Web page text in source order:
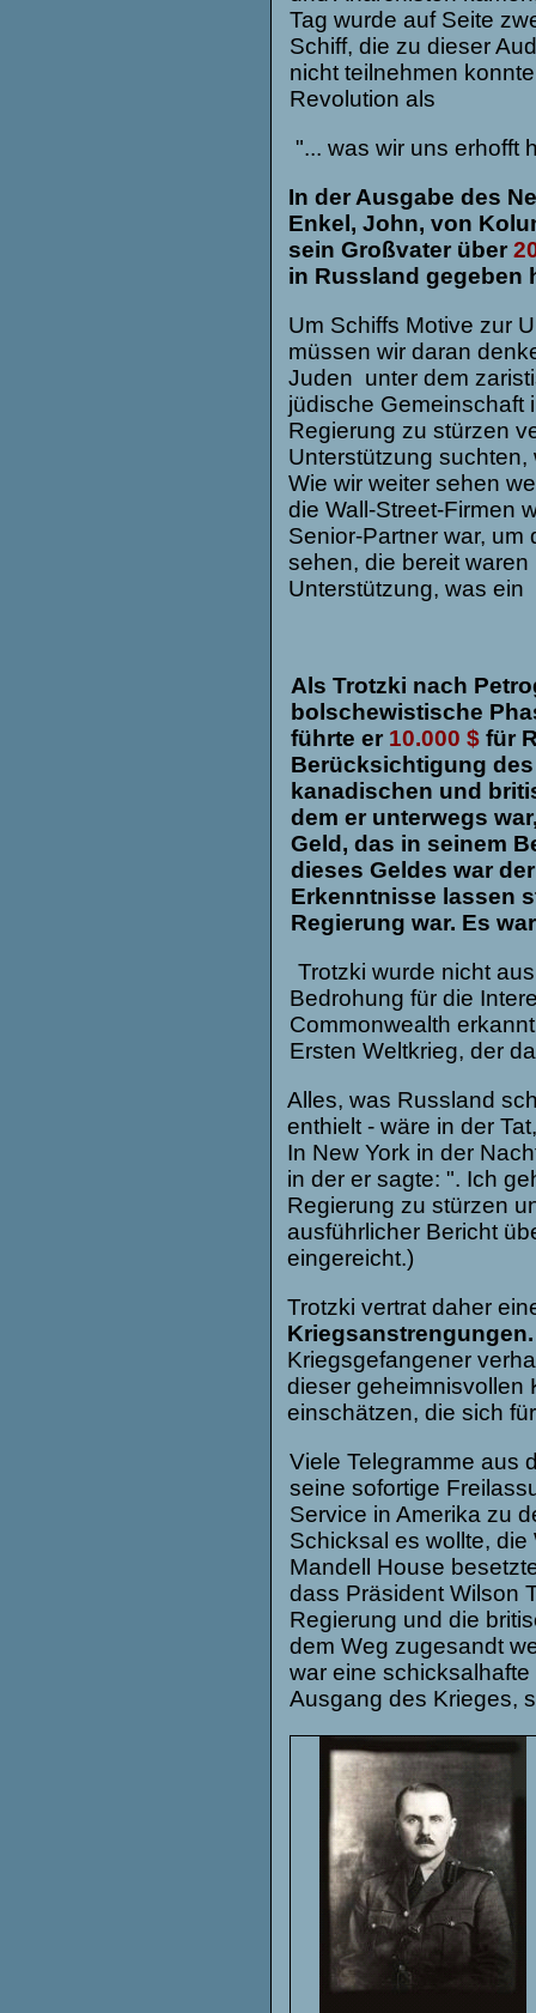
Tag wurde auf Seite
Schiff, die zu dieser
nicht teilnehmen
Revolution als
"... was wir uns erhofft
In der Ausgabe des
Enkel, John, von
sein Großvater über
in Russland gegeben
Um Schiffs Motive zur
müssen wir daran
Juden unter dem
jüdische Gemeinschaft
Regierung zu stürzen
Unterstützung
Wie wir weiter sehen
die Wall-Street-Firmen
Senior-Partner war,
sehen, die bereit
Unterstützung, was
Als Trotzki nach
bolschewistische
führte er 10.000 $ für
Berücksichtigung
kanadischen und
dem er unterwegs
Geld, das in seinem
dieses Geldes war
Erkenntnisse lassen
Regierung war. Es
Trotzki wurde nicht
Bedrohung für die
Commonwealth
Ersten Weltkrieg, der
Alles, was Russland
enthielt - wäre in der
In New York in der
in der er sagte: ". Ich
Regierung zu stürzen
ausführlicher Bericht
Trotzki vertrat daher
Kriegsanstrengungen.
Kriegsgefangener
dieser geheimnisvollen
einschätzen, die sich
Viele Telegramme aus
seine sofortige
Service in Amerika zu
Schicksal es wollte,
Mandell House
dass Präsident Wilson
Regierung und die
dem Weg zugesandt
war eine
Ausgang des Krieges,